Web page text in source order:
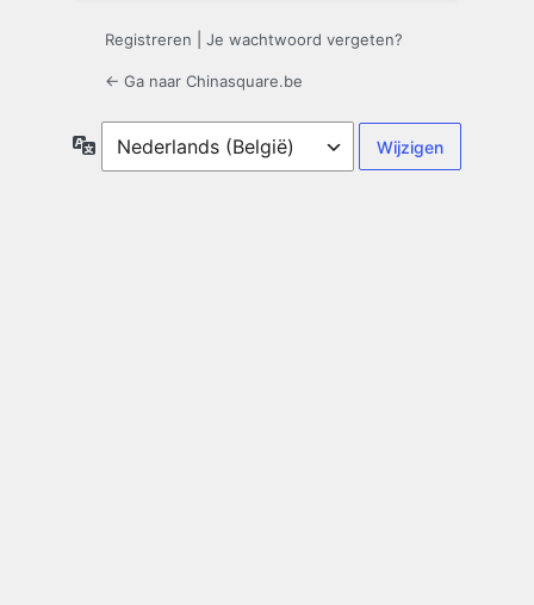
Registreren Je wachtwoord vergeten?
← Ga naar Chinasquare.be
Taal